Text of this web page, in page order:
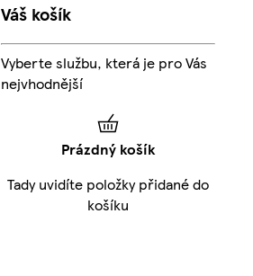
Váš košík
Vyberte službu, která je pro Vás
nejvhodnější
Prázdný košík
Tady uvidíte položky přidané do
košíku